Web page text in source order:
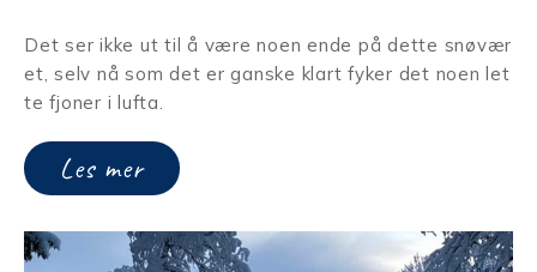
Det ser ikke ut til å være noen ende på dette snøvær
et, selv nå som det er ganske klart fyker det noen let
te fjoner i lufta.
Les mer